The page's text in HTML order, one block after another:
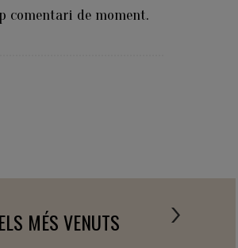
comentari de moment.
ELS MÉS VENUTS